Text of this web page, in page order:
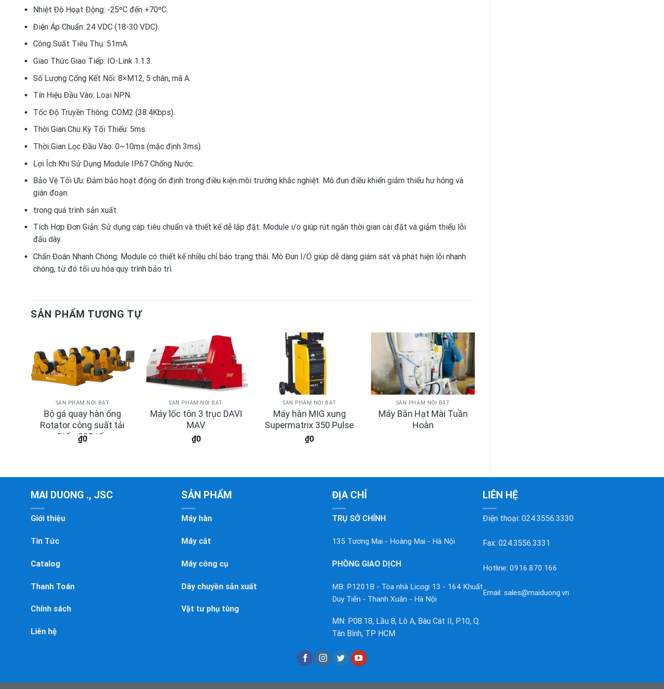
Nhiệt Độ Hoạt Động: -25ºC đến +70ºC.
Điện Áp Chuẩn: 24 VDC (18-30 VDC).
Công Suất Tiêu Thụ: 51mA.
Giao Thức Giao Tiếp: IO-Link 1.1.3.
Số Lượng Cổng Kết Nối: 8×M12, 5 chân, mã A.
Tín Hiệu Đầu Vào: Loại NPN.
Tốc Độ Truyền Thông: COM2 (38.4Kbps).
Thời Gian Chu Kỳ Tối Thiểu: 5ms.
Thời Gian Lọc Đầu Vào: 0~10ms (mặc định 3ms).
Lợi Ích Khi Sử Dụng Module IP67 Chống Nước.
Bảo Vệ Tối Ưu: Đảm bảo hoạt động ổn định trong điều kiện môi trường khắc nghiệt. Mô đun điều khiển giảm thiểu hư hỏng và
gián đoạn.
trong quá trình sản xuất.
Tích Hợp Đơn Giản: Sử dụng cáp tiêu chuẩn và thiết kế dễ lắp đặt. Module i/o giúp rút ngắn thời gian cài đặt và giảm thiểu lỗi
đấu dây.
Chẩn Đoán Nhanh Chóng: Module có thiết kế nhiều chỉ báo trạng thái. Mô Đun I/O giúp dễ dàng giám sát và phát hiện lỗi nhanh
chóng, từ đó tối ưu hóa quy trình bảo trì.
SẢN PHẨM TƯƠNG TỰ
SẢN PHẨM NỔI BẬT
Bộ gá quay hàn ống
Rotator công suất tải
5tấn-200 tấn
₫0
SẢN PHẨM NỔI BẬT
Máy lốc tôn 3 trục DAVI
MAV
₫0
SẢN PHẨM NỔI BẬT
Máy hàn MIG xung
Supermatrix 350 Pulse
₫0
SẢN PHẨM NỔI BẬT
Máy Bắn Hạt Mài Tuần
Hoàn
MAI DUONG ., JSC
Giới thiệu
Tin Tức
Catalog
Thanh Toán
Chính sách
Liên hệ
SẢN PHẨM
Máy hàn
Máy cắt
Máy công cụ
Dây chuyền sản xuất
Vật tư phụ tùng
ĐỊA CHỈ
TRỤ SỞ CHÍNH
135 Tương Mai - Hoàng Mai - Hà Nội
PHÒNG GIAO DỊCH
MB: P1201B - Tòa nhà Licogi 13 - 164 Khuất
Duy Tiến - Thanh Xuân - Hà Nội
MN: P08.18, Lầu 8, Lô A, Bàu Cát II, P.10, Q.
Tân Bình, TP HCM
LIÊN HỆ
Điện thoại: 024.3556.3330
Fax: 024.3556.3331
Hotline: 0916.870.166
Email: sales@maiduong.vn